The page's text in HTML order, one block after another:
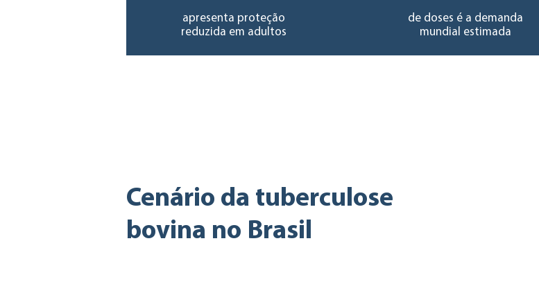
apresenta proteção
reduzida em adultos
de doses é a demanda
mundial estimada
Cenário da tuberculose
bovina no Brasil